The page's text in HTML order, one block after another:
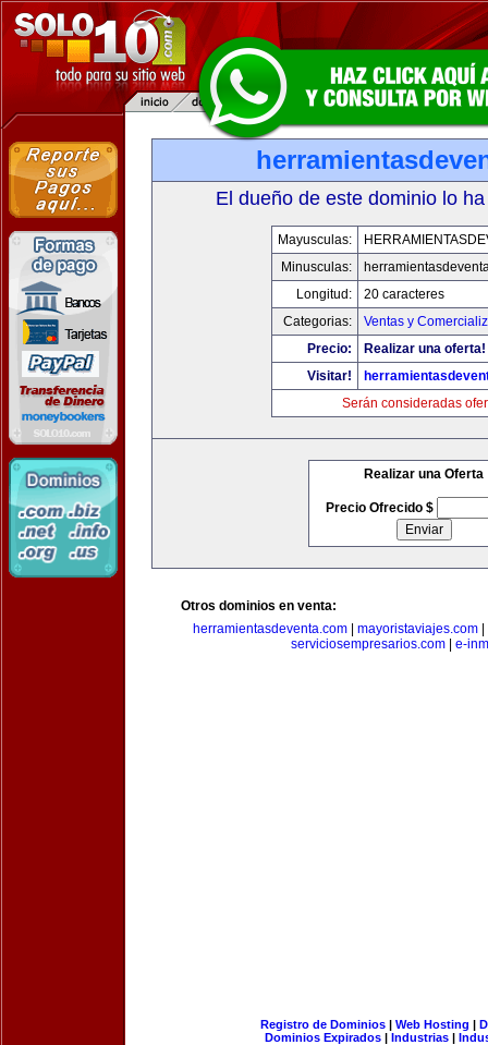
El dueño de este dominio lo
Mayusculas:
Minusculas:
Longitud:
20 caracteres
Categorias:
Ventas y
Precio:
Realizar una oferta!
Visitar!
Serán consideradas
Realizar una Oferta
Precio Ofrecido $
Otros dominios en venta:
herramientasdeventa.com| mayoristaviajes.com|
serviciosempresarios.com| e-
Registro de Dominios| Web Hosting |
Dominios Expirados | Industrias |